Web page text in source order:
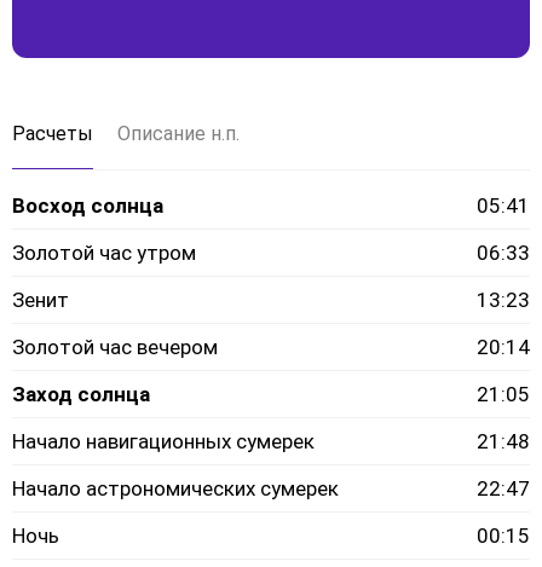
Расчеты Описание н.п.
Восход солнца
05:41
Золотой час утром
06:33
Зенит
13:23
Золотой час вечером
20:14
Заход солнца
21:05
Начало навигационных сумерек
21:48
Начало астрономических сумерек
22:47
Ночь
00:15